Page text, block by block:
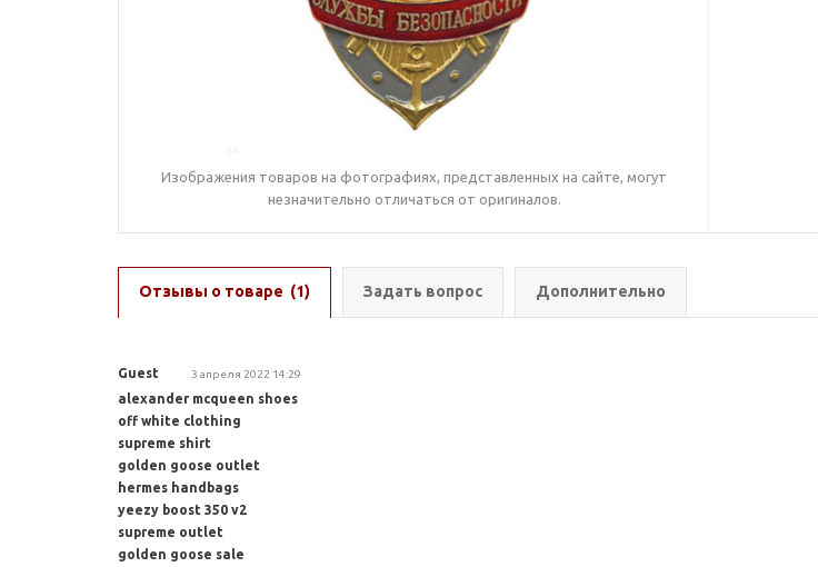
Изображения товаров на фотографиях, представленных на сайте, могут
незначительно отличаться от оригиналов.
Отзывы о товаре (1) Задать вопрос Дополнительно
Guest 3 апреля 2022 14:29
alexander mcqueen shoes
off white clothing
supreme shirt
golden goose outlet
hermes handbags
yeezy boost 350 v2
supreme outlet
golden goose sale